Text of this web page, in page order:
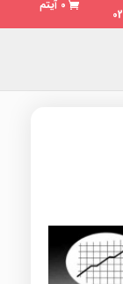
0 آیتم